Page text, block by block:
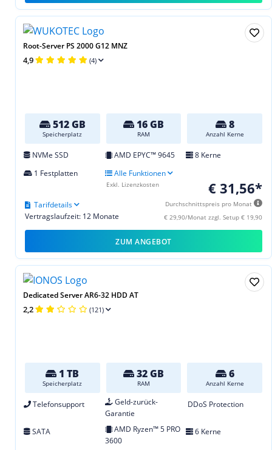
Root-Server PS 2000 G12 MNZ
4,9 (4)
512 GB
Speicherplatz
16 GB
RAM
8
Anzahl Kerne
NVMe SSD AMD EPYC™ 9645
8 Kerne
1 Festplatten
Alle Funktionen
€ 31,56*
Durchschnittspreis pro Monat
€ 29,90/Monat zzgl. Setup € 19,90
Vertragslaufzeit: 12 Monate
Tarifdetails
Exkl. Lizenzkosten
ZUM ANGEBOT
Dedicated Server AR6-32 HDD AT
2,2 (121)
1 TB
Speicherplatz
32 GB
RAM
6
Anzahl Kerne
Telefonsupport
Geld-zurück-
Garantie
DDoS Protection
SATA
AMD Ryzen™ 5 PRO
3600
6 Kerne